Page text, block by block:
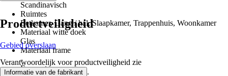
Scandinavisch
Ruimtes
Eetkamer, Gang / hal, Slaapkamer, Trappenhuis, Woonkamer
Materiaal witte doek
Glas
Materiaal frame
-
Formaat
Productveiligheid
Gebied overslaan
Verantwoordelijk voor productveiligheid zie
Informatie van de fabrikant .